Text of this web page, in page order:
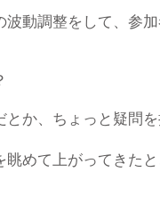
動調整をして、参
か、ちょっと疑問
めて上がってきた